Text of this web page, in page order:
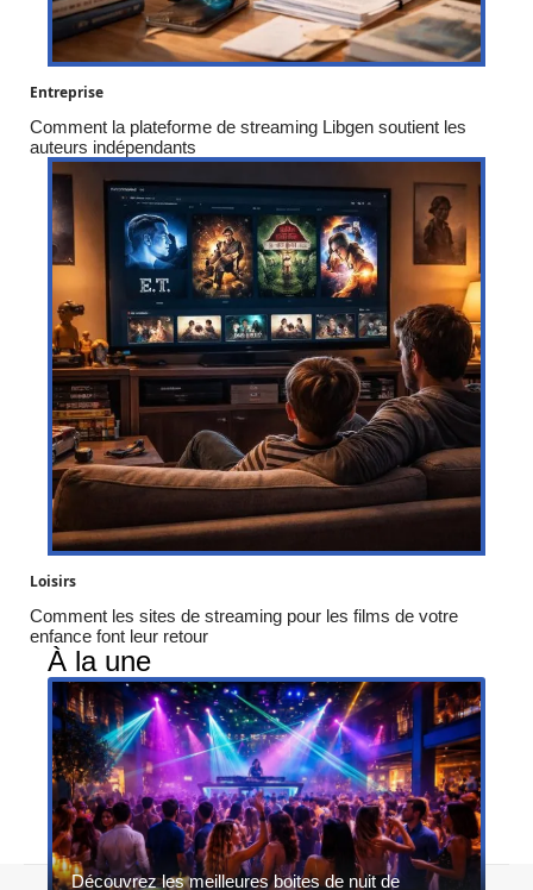
Entreprise
Comment la plateforme de streaming Libgen soutient les
auteurs indépendants
Loisirs
Comment les sites de streaming pour les films de votre
enfance font leur retour
À la une
Découvrez les meilleures boites de nuit de